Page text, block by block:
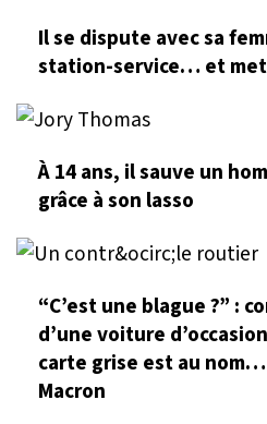
Il se dispute avec sa
station-service… et
À 14 ans, il sauve un
grâce à son lasso
“C’est une blague ?” :
d’une voiture
carte grise est au nom…
Macron